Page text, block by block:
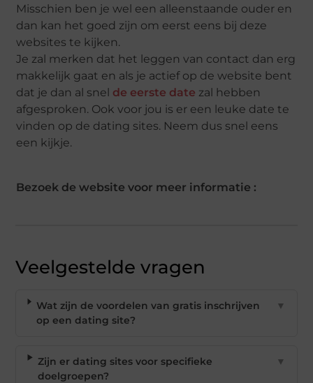
Misschien ben je wel een alleenstaande ouder en
dan kan het goed zijn om eerst eens bij deze
websites te kijken.
Je zal merken dat het leggen van contact dan erg
makkelijk gaat en als je actief op de website bent
dat je dan al snel de eerste date zal hebben
afgesproken. Ook voor jou is er een leuke date te
vinden op de dating sites. Neem dus snel eens
een kijkje.
Bezoek de website voor meer informatie :
Veelgestelde vragen
Wat zijn de voordelen van gratis inschrijven
op een dating site?
▼
Zijn er dating sites voor specifieke
doelgroepen?
▼